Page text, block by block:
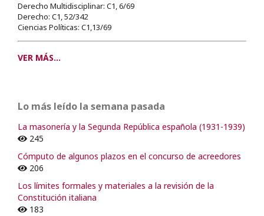
Derecho Multidisciplinar: C1, 6/69
Derecho: C1, 52/342
Ciencias Políticas: C1,13/69
VER MÁS...
Lo más leído la semana pasada
La masonería y la Segunda República española (1931-1939)
245
Cómputo de algunos plazos en el concurso de acreedores
206
Los límites formales y materiales a la revisión de la
Constitución italiana
183